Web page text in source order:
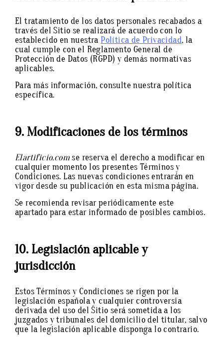
El tratamiento de los datos personales recabados a
través del Sitio se realizará de acuerdo con lo
establecido en nuestra Política de Privacidad, la
cual cumple con el Reglamento General de
Protección de Datos (RGPD) y demás normativas
aplicables.
Para más información, consulte nuestra política
específica.
9. Modificaciones de los términos
Elartificio.comse reserva el derecho a modificar en
cualquier momento los presentes Términos y
Condiciones. Las nuevas condiciones entrarán en
vigor desde su publicación en esta misma página.
Se recomienda revisar periódicamente este
apartado para estar informado de posibles cambios.
10. Legislación aplicable y
jurisdicción
Estos Términos y Condiciones se rigen por la
legislación española y cualquier controversia
derivada del uso del Sitio será sometida a los
juzgados y tribunales del domicilio del titular, salvo
que la legislación aplicable disponga lo contrario.